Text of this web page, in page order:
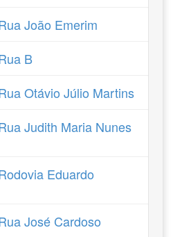
João Emerim
B
Otávio Júlio Martins
Judith Maria Nunes
Eduardo
José Cardoso